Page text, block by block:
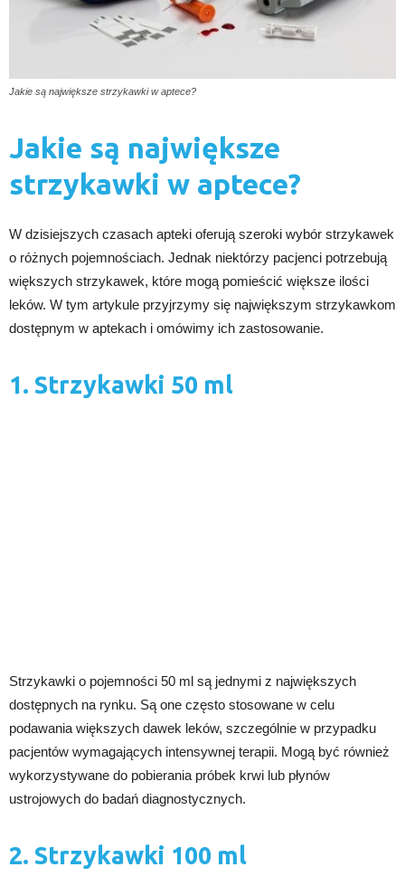
Jakie są największe strzykawki w aptece?
Jakie są największe
strzykawki w aptece?
W dzisiejszych czasach apteki oferują szeroki wybór strzykawek
o różnych pojemnościach. Jednak niektórzy pacjenci potrzebują
większych strzykawek, które mogą pomieścić większe ilości
leków. W tym artykule przyjrzymy się największym strzykawkom
dostępnym w aptekach i omówimy ich zastosowanie.
1. Strzykawki 50 ml
Strzykawki o pojemności 50 ml są jednymi z największych
dostępnych na rynku. Są one często stosowane w celu
podawania większych dawek leków, szczególnie w przypadku
pacjentów wymagających intensywnej terapii. Mogą być również
wykorzystywane do pobierania próbek krwi lub płynów
ustrojowych do badań diagnostycznych.
2. Strzykawki 100 ml